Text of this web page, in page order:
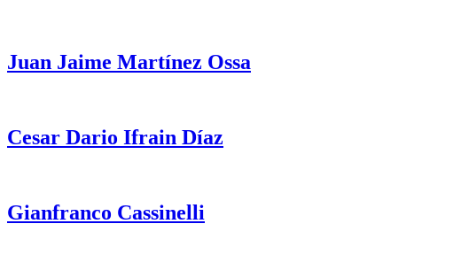
Juan Jaime Martínez Ossa
Cesar Dario Ifrain Díaz
Gianfranco Cassinelli